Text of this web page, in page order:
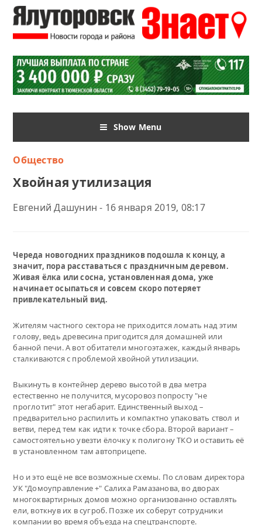
Show Menu
Общество
Хвойная утилизация
Евгений Дашунин - 16 января 2019, 08:17
Череда новогодних праздников подошла к концу, а
значит, пора расставаться с праздничным деревом.
Живая ёлка или сосна, установленная дома, уже
начинает осыпаться и совсем скоро потеряет
привлекательный вид.
Жителям частного сектора не приходится ломать над этим
голову, ведь древесина пригодится для домашней или
банной печи. А вот обитатели многоэтажек, каждый январь
сталкиваются с проблемой хвойной утилизации.
Выкинуть в контейнер дерево высотой в два метра
естественно не получится, мусоровоз попросту "не
проглотит" этот негабарит. Единственный выход –
предварительно распилить и компактно упаковать ствол и
ветви, перед тем как идти к точке сбора. Второй вариант –
самостоятельно увезти ёлочку к полигону ТКО и оставить её
в установленном там автоприцепе.
Но и это ещё не все возможные схемы. По словам директора
УК "Домоуправление +" Салиха Рамазанова, во дворах
многоквартирных домов можно организованно оставлять
ели, воткнув их в сугроб. Позже их соберут сотрудники
компании во время объезда на спецтранспорте.